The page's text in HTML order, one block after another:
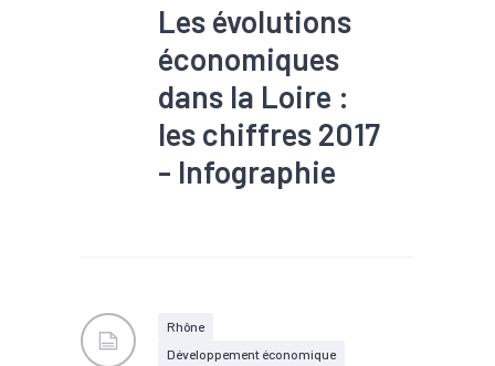
Les évolutions
économiques
dans la Loire :
les chiffres 2017
- Infographie
Rhône
Développement économique